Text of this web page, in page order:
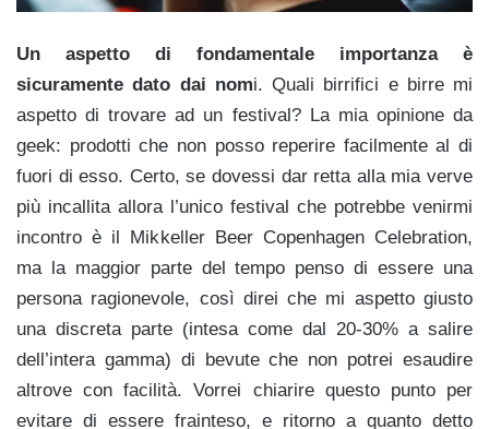
Un aspetto di fondamentale importanza è
sicuramente dato dai nomi. Quali birrifici e birre mi
aspetto di trovare ad un festival? La mia opinione da
geek: prodotti che non posso reperire facilmente al di
fuori di esso. Certo, se dovessi dar retta alla mia verve
più incallita allora l’unico festival che potrebbe venirmi
incontro è il Mikkeller Beer Copenhagen Celebration,
ma la maggior parte del tempo penso di essere una
persona ragionevole, così direi che mi aspetto giusto
una discreta parte (intesa come dal 20-30% a salire
dell’intera gamma) di bevute che non potrei esaudire
altrove con facilità. Vorrei chiarire questo punto per
evitare di essere frainteso, e ritorno a quanto detto